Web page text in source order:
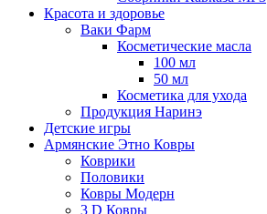
Красота и здоровье
Ваки Фарм
Косметические масла
100 мл
50 мл
Косметика для ухода
Продукция Наринэ
Детские игры
Армянские Этно Ковры
Коврики
Половики
Ковры Модерн
3 D Ковры